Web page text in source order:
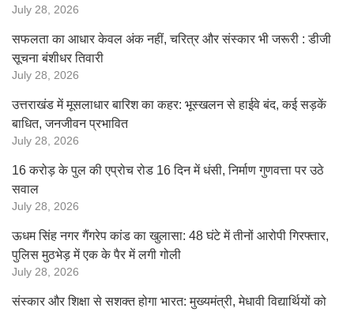
July 28, 2026
सफलता का आधार केवल अंक नहीं, चरित्र और संस्कार भी जरूरी : डीजी
सूचना बंशीधर तिवारी
July 28, 2026
उत्तराखंड में मूसलाधार बारिश का कहर: भूस्खलन से हाईवे बंद, कई सड़कें
बाधित, जनजीवन प्रभावित
July 28, 2026
16 करोड़ के पुल की एप्रोच रोड 16 दिन में धंसी, निर्माण गुणवत्ता पर उठे
सवाल
July 28, 2026
ऊधम सिंह नगर गैंगरेप कांड का खुलासा: 48 घंटे में तीनों आरोपी गिरफ्तार,
पुलिस मुठभेड़ में एक के पैर में लगी गोली
July 28, 2026
संस्कार और शिक्षा से सशक्त होगा भारत: मुख्यमंत्री, मेधावी विद्यार्थियों को